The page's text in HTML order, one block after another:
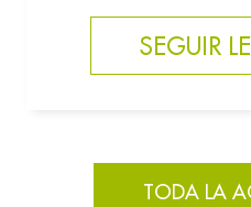
SEGUIR
TODA LA